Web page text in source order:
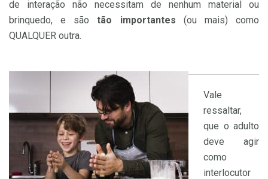
de interação não necessitam de nenhum material ou
brinquedo, e sãotão importantes (ou mais) como
QUALQUER outra.
Vale
ressaltar,
que o adulto
deve agir
como
interlocutor